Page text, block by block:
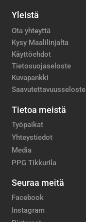
Yleistä
Ota yhteyttä
Kysy Maalilinjalta
Käyttöehdot
Tietosuojaseloste
Kuvapankki
Saavutettavuusseloste
Tietoa meistä
Työpaikat
Yhteystiedot
Media
PPG Tikkurila
Seuraa meitä
Facebook
Instagram